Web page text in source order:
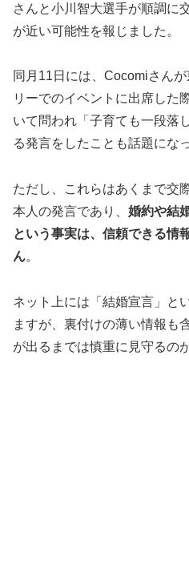
さんと小川智大選手が順調に
が近い可能性を報じました。
同月11日には、Cocomiさん
リーでのイベントに出席した
いて問われ「子育ても一段落
る発言をしたことも話題にな
ただし、これらはあくまで交
本人の発言であり、 婚約や結
という事実は、信頼できる情
ん。
ネット上には「結婚宣言」と
ますが、裏付けの薄い情報も
が出るまでは慎重に見守るの